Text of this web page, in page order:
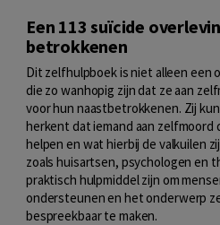
Een 113 suïcide
betrokkenen
Dit zelfhulpboek is niet alleen een
die zo wanhopig zijn dat ze aan
voor hun naastbetrokkenen. Zij
herkent dat iemand aan
helpen en wat hierbij de valkuilen
zoals huisartsen, psychologen en
praktisch hulpmiddel zijn om
ondersteunen en het onderwerp
bespreekbaar te maken.